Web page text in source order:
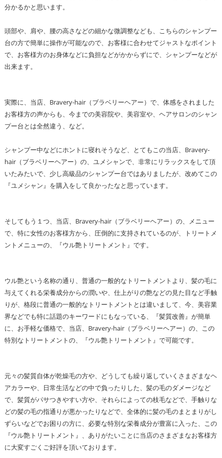
分かるかと思います。
頭部や、肩や、腰の高さなどの細かな微調整なども、こちらのシャンプー
台の方で簡単に操作が可能なので、お客様に合わせてジャストなポイント
で、お客様方のお身体などに負担などがかからずにで、シャンプーなどが
出来ます。
実際に、当店、Bravery-hair（ブラベリーヘアー）で、体感をされました
お客様方の声からも、今までの美容院や、美容室や、ヘアサロンのシャン
プー台とは全然違う、など。
シャンプー中などにホントに寝れそうなど、とてもこの当店、Bravery-
hair（ブラベリーヘアー）の、ユメシャンで、非常にリラックスをして頂
いたみたいで、少し高級品のシャンプー台ではありましたが、改めてこの
『ユメシャン』を購入をして良かったなと思っています。
そしてもう１つ、当店、Bravery-hair（ブラベリーヘアー）の、メニュー
で、特に女性のお客様方から、圧倒的に支持されているのが、トリートメ
ントメニューの、『ウル艶トリートメント』です。
ウル艶という名称の通り、普通の一般的なトリートメントより、髪の毛に
与えてくれる栄養成分からの潤いや、仕上がりの艶などの見た目など手触
りが、格段に普通の一般的なトリートメントとは違いまして、今、美容業
界などでも特に話題のキーワードにもなっている、『髪質改善』が簡単
に、お手軽な価格で、当店、Bravery-hair（ブラベリーヘアー）の、この
特別なトリートメントの、『ウル艶トリートメント』で可能です。
元々の髪質自体が乾燥毛の方や、どうしても繰り返していくさまざまなヘ
アカラーや、日常生活などの中で負ったりした、髪の毛のダメージなど
で、髪質がパサつきやすい方や、それらによっての枝毛などで、手触りな
どの髪の毛の指通りが悪かったりなどで、全体的に髪の毛のまとまりがし
ずらいなどでお困りの方に、必要な特別な栄養成分が豊富に入った、この
『ウル艶トリートメント』、ありがたいことに当店のさまざまなお客様方
に大変すごくご好評を頂いております。